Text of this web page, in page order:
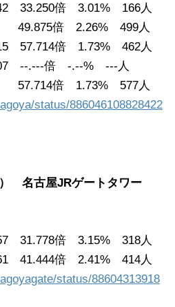
倍 3.01% 166人
倍 2.26% 499人
57.714倍 1.73% 462人
.---倍 -.--% ---人
倍 1.73% 577人
status/886046108828422
名古屋JRゲートタワー
31.778倍 3.15% 318人
41.444倍 2.41% 414人
status/88604313918